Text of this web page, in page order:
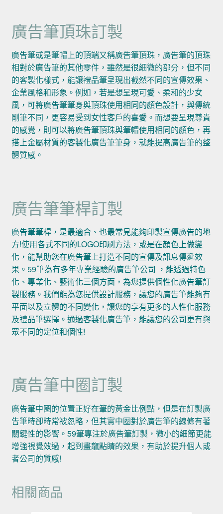
廣告筆頂珠訂製
廣告筆或是筆帽上的頂端又稱廣告筆頂珠，廣告筆的頂珠
相對於廣告筆的其他零件，雖然是很細微的部分，但不同
的客製化樣式，能讓禮品筆呈現出截然不同的宣傳效果、
企業風格和形象。例如，若是想呈現可愛、柔和的少女
風，可將廣告筆筆身與頂珠使用相同的顏色設計，與傳統
剛筆不同，更容易受到女性客戶的喜愛。而想要呈現尊貴
的感覺，則可以將廣告筆頂珠與筆帽使用相同的顏色，再
搭上金屬材質的客製化廣告筆筆身，就能提高廣告筆的整
體質感。
廣告筆筆桿訂製
廣告筆筆桿，是最適合、也最常見能夠印製宣傳廣告的地
方!使用各式不同的LOGO印刷方法，或是在顏色上做變
化，能幫助您在廣告筆上打造不同的宣傳及訊息傳遞效
果。59筆為有多年專業經驗的廣告筆公司 ，能透過特色
化、專業化、藝術化三個方面，為您提供個性化廣告筆訂
製服務。我們能為您提供設計服務，讓您的廣告筆能夠有
平面以及立體的不同變化，讓您的享有更多的人性化服務
及禮品筆選擇。通過客製化廣告筆，能讓您的公司更有與
眾不同的定位和個性!
廣告筆中圈訂製
廣告筆中圈的位置正好在筆的黃金比例點，但是在訂製廣
告筆時卻時常被忽略，但其實中圈對於廣告筆的線條有著
關鍵性的影響。59筆專注於廣告筆訂製，微小的細節更能
增強視覺效過，起到畫龍點睛的效果，有助於提升個人或
者公司的質感!
相關商品